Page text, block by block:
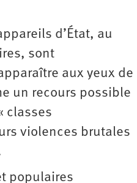
d’État, au
sont
aux yeux de
un recours possible
classes
violences brutales
populaires